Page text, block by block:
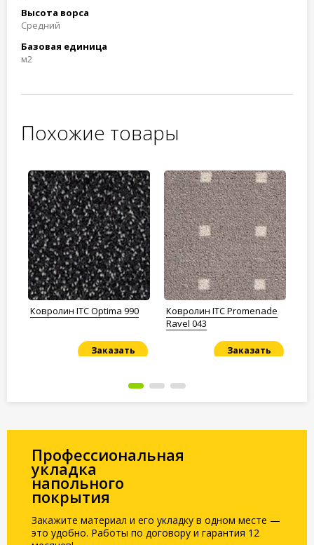
Высота ворса
Средний
Базовая единица
м2
Похожие товары
Ковролин ITC Optima 990
Заказать
Ковролин ITC Promenade
Ravel 043
Заказать
Профессиональная
укладка
напольного
покрытия
Закажите материал и его укладку в одном месте —
это удобно. Работы по договору и гарантия 12